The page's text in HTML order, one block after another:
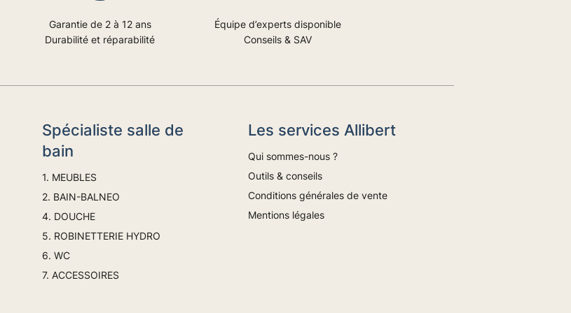
Garantie de 2 à 12 ans
Durabilité et réparabilité
Équipe d’experts disponible
Conseils & SAV
Spécialiste salle de
bain
1. MEUBLES
2. BAIN-BALNEO
4. DOUCHE
5. ROBINETTERIE HYDRO
6. WC
7. ACCESSOIRES
Les services Allibert
Qui sommes-nous ?
Outils & conseils
Conditions générales de vente
Mentions légales